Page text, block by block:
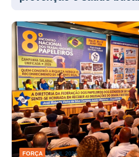
FORÇA 30 JUL 2026